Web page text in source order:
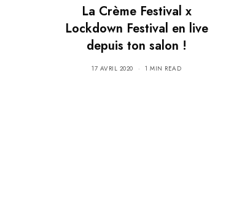
La Crème Festival x
Lockdown Festival en live
depuis ton salon !
17 AVRIL 2020 1 MIN READ